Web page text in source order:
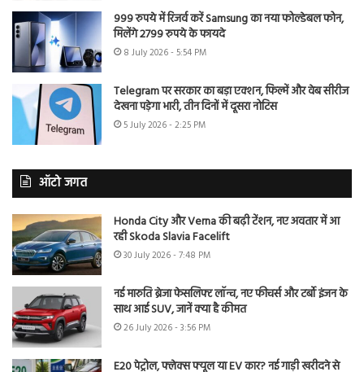
999 रुपये में रिजर्व करें Samsung का नया फोल्डेबल फोन,
मिलेंगे 2799 रुपये के फायदे
8 July 2026 - 5:54 PM
Telegram पर सरकार का बड़ा एक्शन, फिल्में और वेब सीरीज
देखना पड़ेगा भारी, तीन दिनों में दूसरा नोटिस
5 July 2026 - 2:25 PM
ऑटो जगत
Honda City और Verna की बढ़ी टेंशन, नए अवतार में आ
रही Skoda Slavia Facelift
30 July 2026 - 7:48 PM
नई मारुति ब्रेजा फेसलिफ्ट लॉन्च, नए फीचर्स और टर्बो इंजन के
साथ आई SUV, जानें क्या है कीमत
26 July 2026 - 3:56 PM
E20 पेट्रोल, फ्लेक्स फ्यूल या EV कार? नई गाड़ी खरीदने से